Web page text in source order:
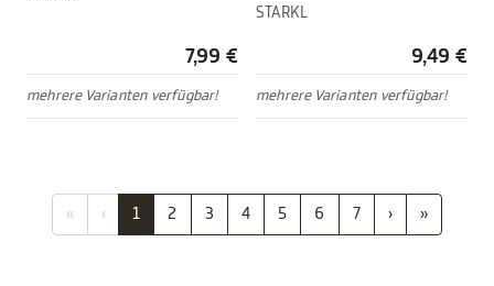
7,99 €
mehrere Varianten verfügbar!
STARKL
9,49 €
mehrere Varianten verfügbar!
« ‹ 1 2 3 4 5 6 7 › »